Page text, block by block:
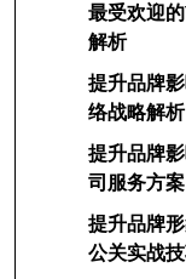
最受欢迎
解析
提升品牌
络战略解析
提升品牌
司服务方案
提升品牌
公关实战